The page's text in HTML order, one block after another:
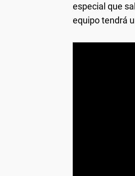
especial que
equipo tendrá